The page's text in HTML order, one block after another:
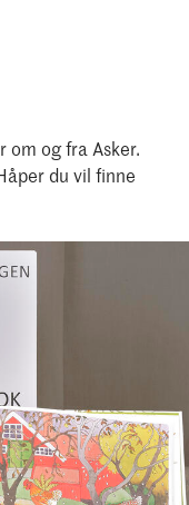
og fra Asker.
du vil finne